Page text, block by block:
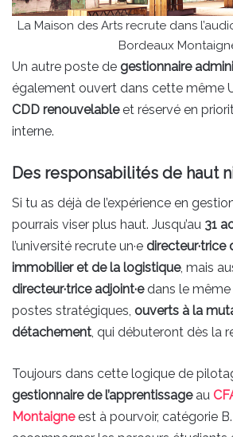
La Maison des Arts recrute dans
Bordeaux
Un autre poste de gestionnaire
également ouvert dans cette même
CDD renouvelableet réservé en
interne.
Des responsabilités de haut
Si tu as déjà de l’expérience en
pourrais viser plus haut. Jusqu’au 31
l’université recrute un·e directeur·trice
immobilier et de la logistique, mais
directeur·trice adjoint·edans le même
postes stratégiques, ouverts à la
détachement, qui débuteront dès la
Toujours dans cette logique de
gestionnaire de l’apprentissageau
Montaigneest à pourvoir, catégorie